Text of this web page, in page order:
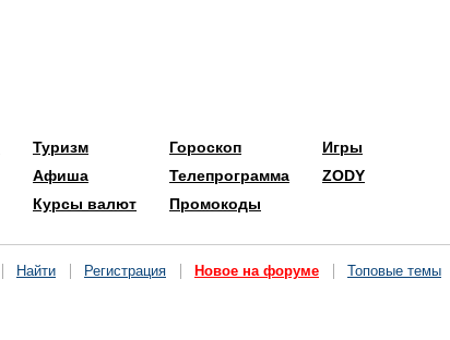
Туризм
Афиша
Курсы валют
Гороскоп
Телепрограмма
Промокоды
Игры
ZODY
Найти Регистрация Новое на форуме Топовые темы